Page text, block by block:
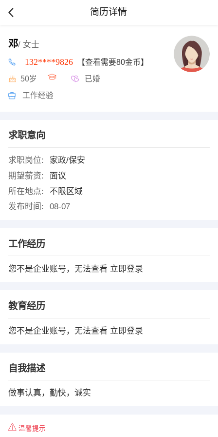
简历详情
邓/ 女士
132****9826 【查看需要80金币】
50岁 已婚
工作经验
求职意向
求职岗位:
家政/保安
期望薪资:
面议
所在地点:
不限区域
发布时间:
08-07
工作经历
您不是企业账号，无法查看 立即登录
教育经历
您不是企业账号，无法查看 立即登录
自我描述
做事认真，勤快，诚实
温馨提示